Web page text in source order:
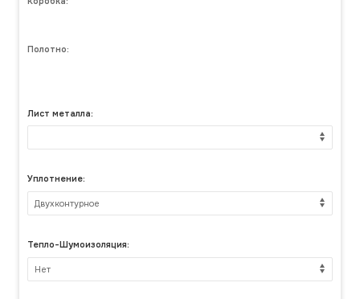
Полотно:
Лист металла:
Уплотнение:
Тепло-Шумоизоляция: